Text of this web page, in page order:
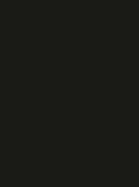
competição com
mesmo porque